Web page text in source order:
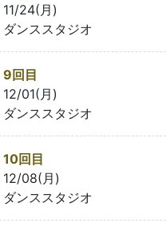
11/24(月)
ダンススタジオ
9回目
12/01(月)
ダンススタジオ
10回目
12/08(月)
ダンススタジオ